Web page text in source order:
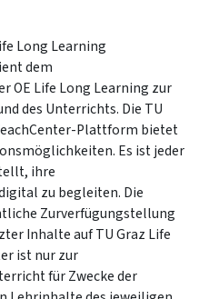
Long Learning
dem
OE Life Long Learning zur
des Unterrichts. Die TU
Plattform bietet
Es ist jeder
ihre
zu begleiten. Die
Zurverfügungstellung
Inhalte auf TU Graz Life
ist nur zur
für Zwecke der